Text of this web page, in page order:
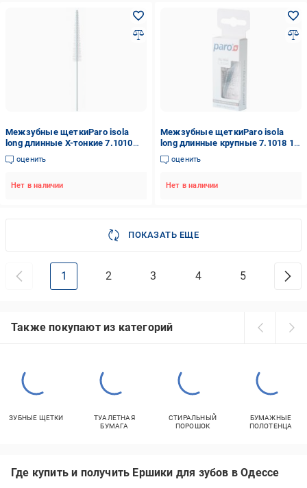
Межзубные щеткиParo isola
long длинные X-тонкие 7.1010
2/6 мм 10 шт.
оценить
Нет в наличии
Межзубные щеткиParo isola
long длинные крупные 7.1018 10
мм 5 шт.
оценить
Нет в наличии
ПОКАЗАТЬ ЕЩЕ
1 2 3 4 5
Также покупают из категорий
ЗУБНЫЕ ЩЕТКИ
ТУАЛЕТНАЯ
БУМАГА
СТИРАЛЬНЫЙ
ПОРОШОК
БУМАЖНЫЕ
ПОЛОТЕНЦА
Где купить и получить Ершики для зубов в Одессе